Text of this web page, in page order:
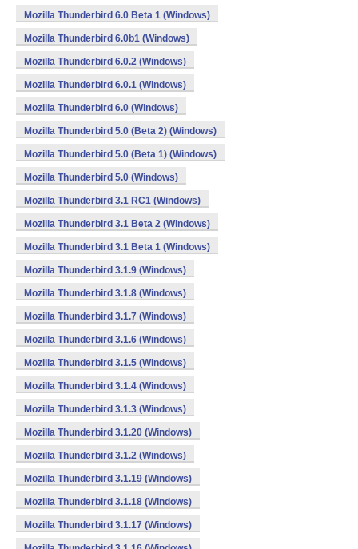
Mozilla Thunderbird 6.0 Beta 1 (Windows)
Mozilla Thunderbird 6.0b1 (Windows)
Mozilla Thunderbird 6.0.2 (Windows)
Mozilla Thunderbird 6.0.1 (Windows)
Mozilla Thunderbird 6.0 (Windows)
Mozilla Thunderbird 5.0 (Beta 2) (Windows)
Mozilla Thunderbird 5.0 (Beta 1) (Windows)
Mozilla Thunderbird 5.0 (Windows)
Mozilla Thunderbird 3.1 RC1 (Windows)
Mozilla Thunderbird 3.1 Beta 2 (Windows)
Mozilla Thunderbird 3.1 Beta 1 (Windows)
Mozilla Thunderbird 3.1.9 (Windows)
Mozilla Thunderbird 3.1.8 (Windows)
Mozilla Thunderbird 3.1.7 (Windows)
Mozilla Thunderbird 3.1.6 (Windows)
Mozilla Thunderbird 3.1.5 (Windows)
Mozilla Thunderbird 3.1.4 (Windows)
Mozilla Thunderbird 3.1.3 (Windows)
Mozilla Thunderbird 3.1.20 (Windows)
Mozilla Thunderbird 3.1.2 (Windows)
Mozilla Thunderbird 3.1.19 (Windows)
Mozilla Thunderbird 3.1.18 (Windows)
Mozilla Thunderbird 3.1.17 (Windows)